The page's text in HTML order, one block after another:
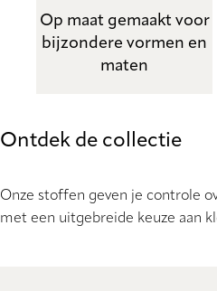
Op maat gemaakt voor
bijzondere vormen en
maten
Ontdek de collectie
Onze stoffen geven je controle
met een uitgebreide keuze aan